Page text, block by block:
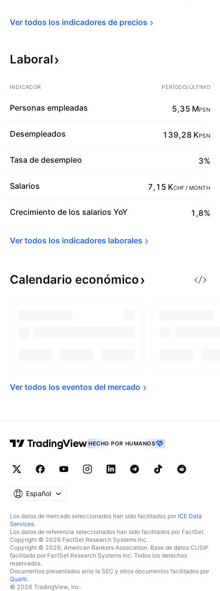
Ver todos los indicadores de precios
Laboral
INDICADOR PERÍODO/ÚLTIMO
Personas empleadas 5,35 MPSN
Desempleados 139,28 KPSN
Tasa de desempleo 3%
Salarios 7,15 KCHF / MONTH
Crecimiento de los salarios YoY 1,8%
Ver todos los indicadores laborales
Calendario económico
Ver todos los eventos del mercado
HECHO POR HUMANOS
Español
Los datos de mercado seleccionados han sido facilitados por ICE Data
Services.
Los datos de referencia seleccionados han sido facilitados por FactSet.
Copyright © 2026 FactSet Research Systems Inc.
Copyright © 2026, American Bankers Association. Base de datos CUSIP
facilitada por FactSet Research Systems Inc. Todos los derechos
reservados.
Documentos presentados ante la SEC y otros documentos facilitados por
Quartr.
© 2026 TradingView, Inc.